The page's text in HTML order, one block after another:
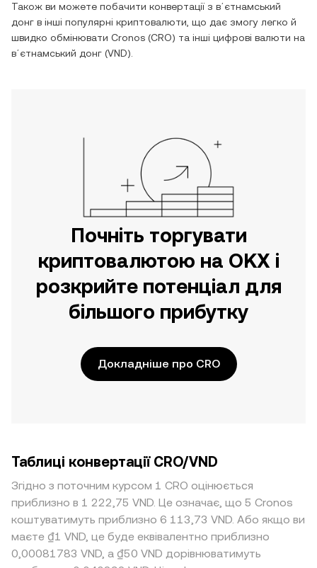
Також ви можете побачити конвертації з вʼєтнамський
донг в інші популярні криптовалюти, що дає змогу легко й
швидко обмінювати Cronos (CRO) та інші цифрові валюти на
вʼєтнамський донг (VND).
Почніть торгувати
криптовалютою на OKX і
розкрийте потенціал для
більшого прибутку
Докладніше про CRO
Таблиці конвертації CRO/VND
Згідно з поточним курсом 1 CRO оцінюється
приблизно в 1 222,75 VND. Це означає, що 5 Cronos
коштуватимуть приблизно 6 113,73 VND. Або якщо ви
маєте ₫1 VND, це буде еквівалентно приблизно
0,00081783 VND, а ₫50 VND дорівнюватимуть